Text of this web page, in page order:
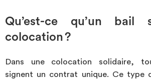
Qu’est-ce qu’un bail
colocation ?
Dans une colocation solidaire,
signent un contrat unique. Ce type